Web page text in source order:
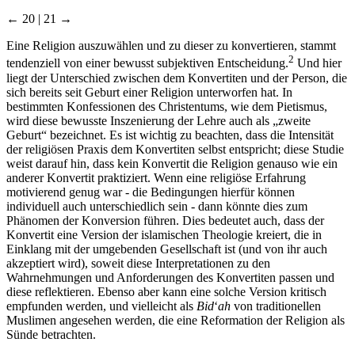
← 20 | 21 →
Eine Religion auszuwählen und zu dieser zu konvertieren, stammt
tendenziell von einer bewusst subjektiven Entscheidung.2 Und hier
liegt der Unterschied zwischen dem Konvertiten und der Person, die
sich bereits seit Geburt einer Religion unterworfen hat. In
bestimmten Konfessionen des Christentums, wie dem Pietismus,
wird diese bewusste Inszenierung der Lehre auch als „zweite
Geburt“ bezeichnet. Es ist wichtig zu beachten, dass die Intensität
der religiösen Praxis dem Konvertiten selbst entspricht; diese Studie
weist darauf hin, dass kein Konvertit die Religion genauso wie ein
anderer Konvertit praktiziert. Wenn eine religiöse Erfahrung
motivierend genug war - die Bedingungen hierfür können
individuell auch unterschiedlich sein - dann könnte dies zum
Phänomen der Konversion führen. Dies bedeutet auch, dass der
Konvertit eine Version der islamischen Theologie kreiert, die in
Einklang mit der umgebenden Gesellschaft ist (und von ihr auch
akzeptiert wird), soweit diese Interpretationen zu den
Wahrnehmungen und Anforderungen des Konvertiten passen und
diese reflektieren. Ebenso aber kann eine solche Version kritisch
empfunden werden, und vielleicht als Bid‘ah von traditionellen
Muslimen angesehen werden, die eine Reformation der Religion als
Sünde betrachten.